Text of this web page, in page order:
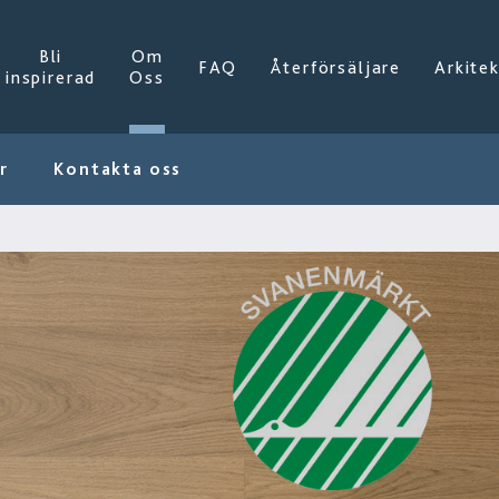
Bli
inspirerad
Om
Oss
FAQ Återförsäljare
Kontakta oss